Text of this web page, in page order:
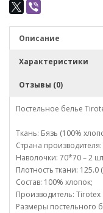
Описание
Характеристики
Отзывы (0)
Постельное белье
Ткань: Бязь (100%
Страна
Наволочки: 70*70 – 2
Плотность ткани: 125.0
Состав: 100% хлопок;
Производитель: Tirotex
Размеры постельного